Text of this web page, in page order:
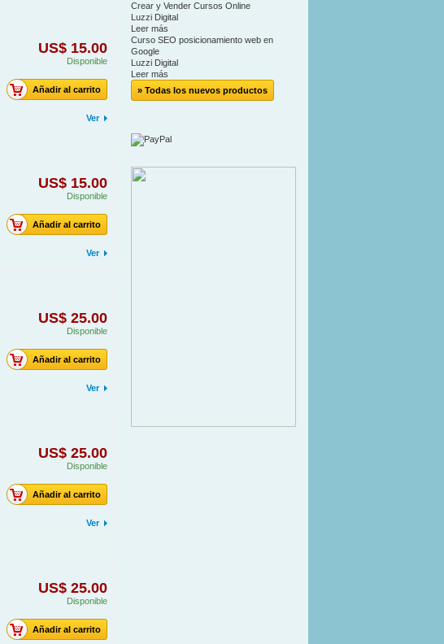
US$ 15.00
Disponible
Añadir al carrito
Ver
US$ 15.00
Disponible
Añadir al carrito
Ver
US$ 25.00
Disponible
Añadir al carrito
Ver
US$ 25.00
Disponible
Añadir al carrito
Ver
US$ 25.00
Disponible
Añadir al carrito
Crear y Vender Cursos Online
Luzzi Digital
Leer más
Curso SEO posicionamiento web en
Google
Luzzi Digital
Leer más
» Todas los nuevos productos